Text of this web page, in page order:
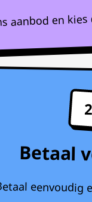
aanbod en
2
Betaal
eenvoudig